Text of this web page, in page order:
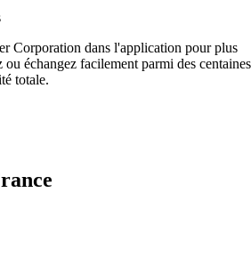
Corporation dans l'application pour plus
échangez facilement parmi des centaines
totale.